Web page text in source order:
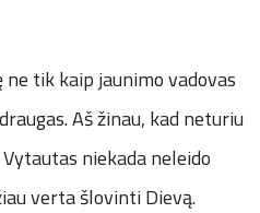
tik kaip jaunimo vadovas
Aš žinau, kad neturiu
niekada neleido
verta šlovinti Dievą.